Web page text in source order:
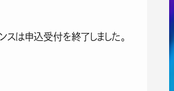
スは申込受付を終了しました。